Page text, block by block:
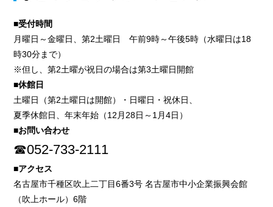
■受付時間
月曜日～金曜日、第2土曜日 午前9時～午後5時（水曜日は18
時30分まで）
※但し、第2土曜が祝日の場合は第3土曜日開館
■休館日
土曜日（第2土曜日は開館）・日曜日・祝休日、
夏季休館日、年末年始（12月28日～1月4日）
■お問い合わせ
☎052-733-2111
■アクセス
名古屋市千種区吹上二丁目6番3号 名古屋市中小企業振興会館
（吹上ホール）6階